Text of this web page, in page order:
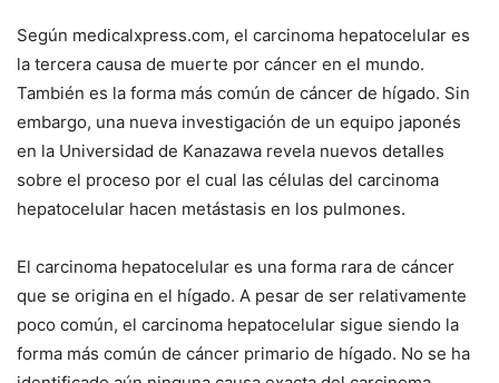
Según medicalxpress.com, el carcinoma hepatocelular es
la tercera causa de muerte por cáncer en el mundo.
También es la forma más común de cáncer de hígado. Sin
embargo, una nueva investigación de un equipo japonés
en la Universidad de Kanazawa revela nuevos detalles
sobre el proceso por el cual las células del carcinoma
hepatocelular hacen metástasis en los pulmones.
El carcinoma hepatocelular es una forma rara de cáncer
que se origina en el hígado. A pesar de ser relativamente
poco común, el carcinoma hepatocelular sigue siendo la
forma más común de cáncer primario de hígado. No se ha